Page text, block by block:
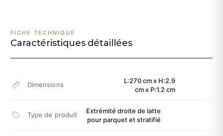
FICHE TECHNIQUE
Caractéristiques détaillées
Dimensions
L:270 cm x H:2.9
cm x P:1.2 cm
Type de produit
Extrémité droite de latte
pour parquet et stratifié